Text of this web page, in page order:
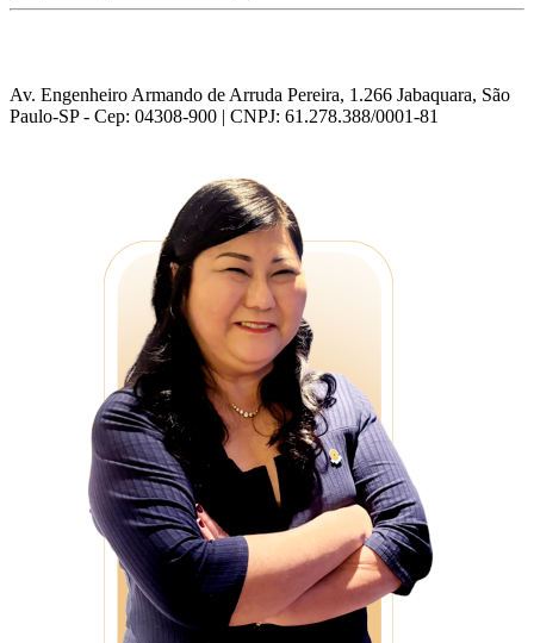
Av. Engenheiro Armando de Arruda Pereira, 1.266 Jabaquara, São
Paulo-SP - Cep: 04308-900 | CNPJ: 61.278.388/0001-81